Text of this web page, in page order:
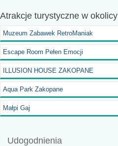
Atrakcje turystyczne w okolicy
Muzeum Zabawek RetroManiak
Escape Room Pełen Emocji
ILLUSION HOUSE ZAKOPANE
Aqua Park Zakopane
Małpi Gaj
Udogodnienia